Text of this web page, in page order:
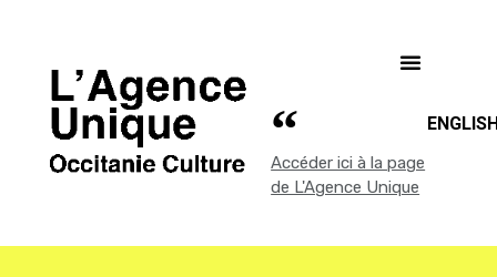
Accéder ici à la page
de L'Agence Unique